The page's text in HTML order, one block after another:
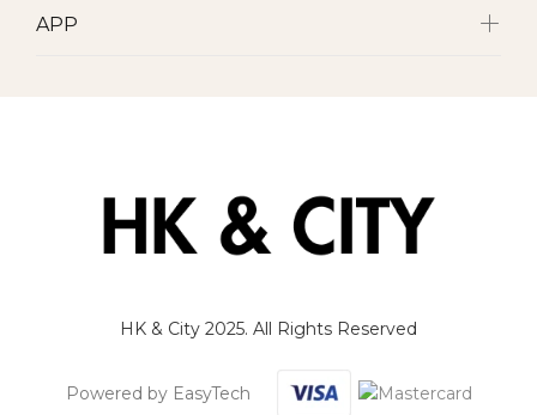
APP
HK & City 2025. All Rights Reserved
Powered by EasyTech